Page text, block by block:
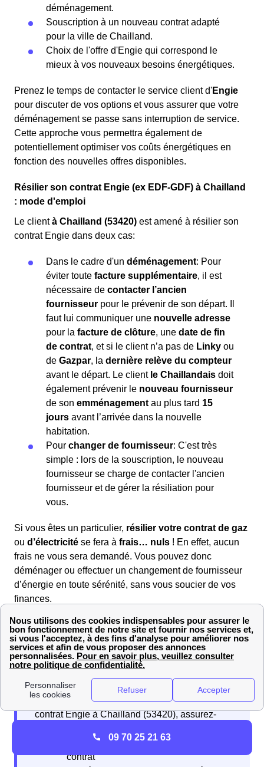
déménagement.
Souscription à un nouveau contrat adapté
pour la ville de Chailland.
Choix de l'offre d'Engie qui correspond le
mieux à vos nouveaux besoins énergétiques.
Prenez le temps de contacter le service client d'Engie
pour discuter de vos options et vous assurer que votre
déménagement se passe sans interruption de service.
Cette approche vous permettra également de
potentiellement optimiser vos coûts énergétiques en
fonction des nouvelles offres disponibles.
Résilier son contrat Engie (ex EDF-GDF) à Chailland
: mode d'emploi
Le clientà Chailland (53420) est amené à résilier son
contrat Engie dans deux cas:
Dans le cadre d'un déménagement: Pour
éviter toute facture supplémentaire, il est
nécessaire de contacter l’ancien
fournisseur pour le prévenir de son départ. Il
faut lui communiquer une nouvelle adresse
pour la facture de clôture, une date de fin
de contrat, et si le client n’a pas de Linky ou
de Gazpar, la dernière relève du compteur
avant le départ. Le client le Chaillandais doit
également prévenir le nouveau fournisseur
de son emménagement au plus tard 15
jours avant l’arrivée dans la nouvelle
habitation.
Pour changer de fournisseur: C'est très
simple : lors de la souscription, le nouveau
fournisseur se charge de contacter l'ancien
fournisseur et de gérer la résiliation pour
vous.
Si vous êtes un particulier, résilier votre contrat de gaz
ou d’électricité se fera à frais… nuls ! En effet, aucun
frais ne vous sera demandé. Vous pouvez donc
déménager ou effectuer un changement de fournisseur
d’énergie en toute sérénité, sans vous soucier de vos
finances.
contrat Engie à Chailland.
Avant de procéder à la résiliation de votre
contrat Engie à Chailland (53420), assurez-
Adresse et coordonnées du titulaire du
contrat
09 70 25 21 63